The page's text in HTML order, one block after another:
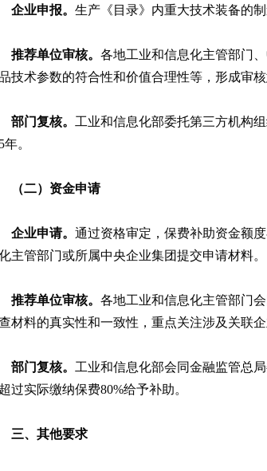
企业申报。 生产《目录》内重大技术装备的
推荐单位审核。 各地工业和信息化主管部门
技术参数的符合性和价值合理性等，形成审
部门复核。 工业和信息化部委托第三方机构
。
（二）资金申请
企业申请。 通过资格审定，保费补助资金额
主管部门或所属中央企业集团提交申请材料。
推荐单位审核。 各地工业和信息化主管部门
材料的真实性和一致性，重点关注涉及关联
部门复核。 工业和信息化部会同金融监管总
过实际缴纳保费80%给予补助。
三、其他要求